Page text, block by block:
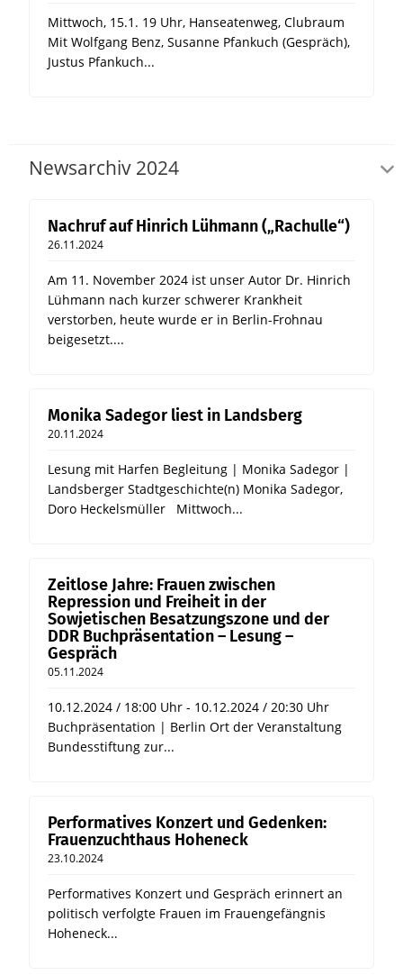
Mittwoch, 15.1. 19 Uhr, Hanseatenweg, Clubraum
Mit Wolfgang Benz, Susanne Pfankuch (Gespräch),
Justus Pfankuch...
Newsarchiv 2024
Nachruf auf Hinrich Lühmann („Rachulle“)
26.11.2024
Am 11. November 2024 ist unser Autor Dr. Hinrich
Lühmann nach kurzer schwerer Krankheit
verstorben, heute wurde er in Berlin-Frohnau
beigesetzt....
Monika Sadegor liest in Landsberg
20.11.2024
Lesung mit Harfen Begleitung | Monika Sadegor |
Landsberger Stadtgeschichte(n) Monika Sadegor,
Doro Heckelsmüller Mittwoch...
Zeitlose Jahre: Frauen zwischen
Repression und Freiheit in der
Sowjetischen Besatzungszone und der
DDR Buchpräsentation – Lesung –
Gespräch
05.11.2024
10.12.2024 / 18:00 Uhr - 10.12.2024 / 20:30 Uhr
Buchpräsentation | Berlin Ort der Veranstaltung
Bundesstiftung zur...
Performatives Konzert und Gedenken:
Frauenzuchthaus Hoheneck
23.10.2024
Performatives Konzert und Gespräch erinnert an
politisch verfolgte Frauen im Frauengefängnis
Hoheneck...